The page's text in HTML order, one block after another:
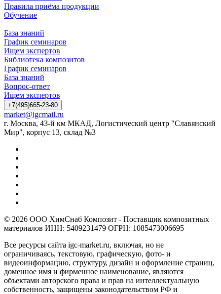
Правила приёма продукции
Обучение
База знаний
График семинаров
Ищем экспертов
Библиотека композитов
График семинаров
База знаний
Вопрос-ответ
Ищем экспертов
+7(495)665-23-80
market@igcmail.ru
г. Москва, 43-й км МКАД, Логистический центр "Славянский
Мир", корпус 13, склад №3
© 2026 ООО ХимСнаб Композит - Поставщик композитных
материалов ИНН: 5409231479 ОГРН: 1085473006695
Все ресурсы сайта igc-market.ru, включая, но не
ограничиваясь, текстовую, графическую, фото- и
видеоинформацию, структуру, дизайн и оформление страниц,
доменное имя и фирменное наименование, являются
объектами авторского права и прав на интеллектуальную
собственность, защищены законодательством РФ и